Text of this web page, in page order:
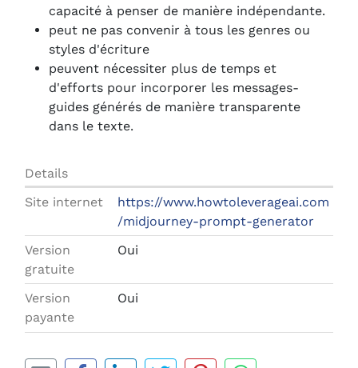
capacité à penser de manière indépendante.
peut ne pas convenir à tous les genres ou
styles d'écriture
peuvent nécessiter plus de temps et
d'efforts pour incorporer les messages-
guides générés de manière transparente
dans le texte.
Details
Site internet
https://www.howtoleverageai.com
/midjourney-prompt-generator
Version
gratuite
Oui
Version
payante
Oui